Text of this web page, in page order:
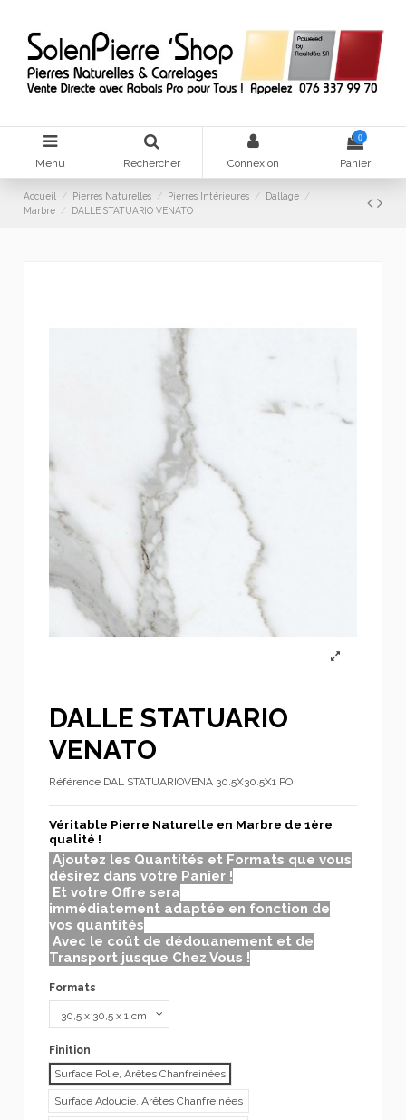
Menu Rechercher Connexion
0
Panier
Accueil Pierres Naturelles Pierres Intérieures
Dallage
Marbre
DALLE STATUARIO VENATO
DALLE STATUARIO
VENATO
Référence DAL STATUARIOVENA 30.5X30.5X1 PO
Véritable Pierre Naturelle en Marbre de 1ère
qualité !
Ajoutez les Quantités et Formats que vous
désirez dans votre Panier !
Et votre Offre sera
immédiatement adaptée en fonction de
vos quantités
Avec le coût de dédouanement et de
Transport jusque Chez Vous !
Formats
Finition
Surface Polie, Arêtes Chanfreinées
Surface Adoucie, Arêtes Chanfreinées